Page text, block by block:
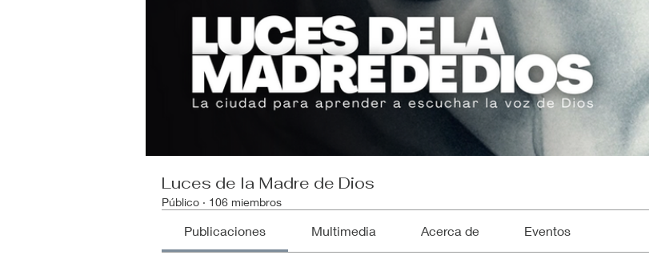
Luces de la Madre de Dios
Público · 106 miembros
Publicaciones Multimedia Acerca de Eventos